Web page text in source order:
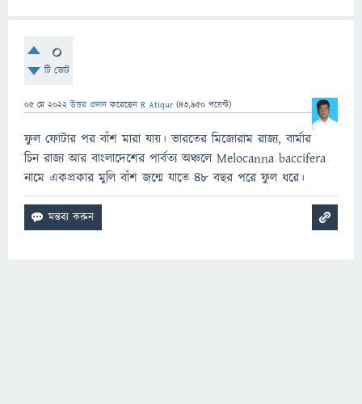
0
টি ভোট
05 মে 2022 উত্তর প্রদান করেছেন R Atiqur (43,950 পয়েন্ট)
ফুল ফোটার পর বাঁশ মারা যায়। ভারতের মিজোরাম রাজ্য, বার্মার
চিন রাজ্য আর বাংলাদেশের পার্বত্য অঞ্চলে Melocanna baccifera
নামে একপ্রকার মুলি বাঁশ জন্মে যাতে ৪৮ বছর পরে ফুল ধরে।